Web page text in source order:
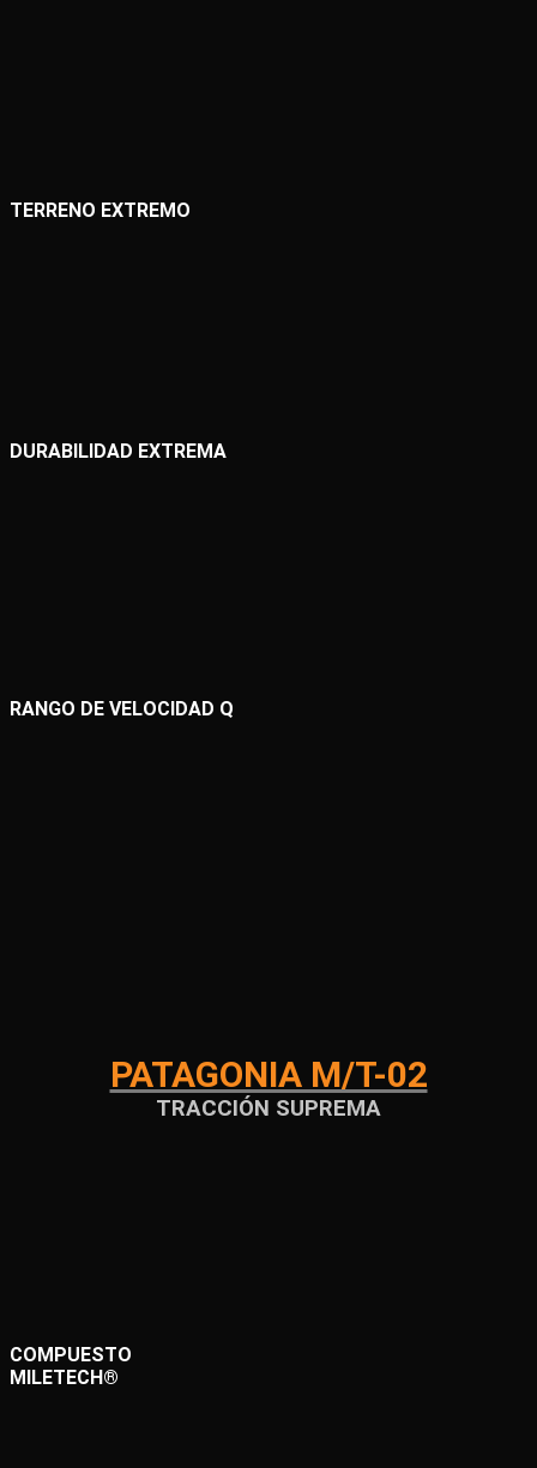
TERRENO EXTREMO
DURABILIDAD EXTREMA
RANGO DE VELOCIDAD Q
PATAGONIA M/T-02
TRACCIÓN SUPREMA
COMPUESTO
MILETECH®